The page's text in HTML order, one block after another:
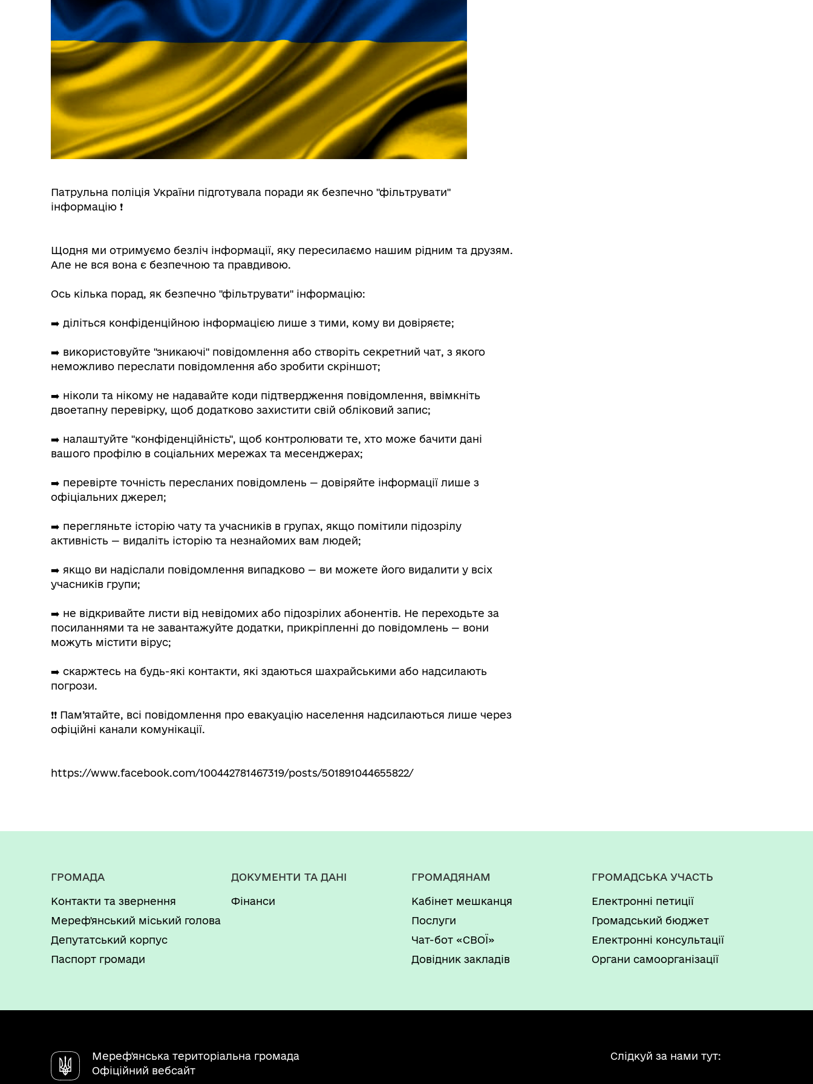
Патрульна поліція України підготувала поради як безпечно "фільтрувати"
інформацію ❗️
Щодня ми отримуємо безліч інформації, яку пересилаємо нашим рідним та друзям.
Але не вся вона є безпечною та правдивою.
Ось кілька порад, як безпечно "фільтрувати" інформацію:
➡️ діліться конфіденційною інформацією лише з тими, кому ви довіряєте;
➡️ використовуйте "зникаючі" повідомлення або створіть секретний чат, з якого
неможливо переслати повідомлення або зробити скріншот;
➡️ ніколи та нікому не надавайте коди підтвердження повідомлення, ввімкніть
двоетапну перевірку, щоб додатково захистити свій обліковий запис;
➡️ налаштуйте "конфіденційність", щоб контролювати те, хто може бачити дані
вашого профілю в соціальних мережах та месенджерах;
➡️ перевірте точність пересланих повідомлень — довіряйте інформації лише з
офіціальних джерел;
➡️ перегляньте історію чату та учасників в групах, якщо помітили підозрілу
активність — видаліть історію та незнайомих вам людей;
➡️ якщо ви надіслали повідомлення випадково — ви можете його видалити у всіх
учасників групи;
➡️ не відкривайте листи від невідомих або підозрілих абонентів. Не переходьте за
посиланнями та не завантажуйте додатки, прикріпленні до повідомлень — вони
можуть містити вірус;
➡️ скаржтесь на будь-які контакти, які здаються шахрайськими або надсилають
погрози.
❗️❗️ Пам’ятайте, всі повідомлення про евакуацію населення надсилаються лише через
офіційні канали комунікації.
https://www.facebook.com/100442781467319/posts/501891044655822/
ГРОМАДА
Контакти та звернення
Мереф'янський міський голова
Депутатський корпус
Паспорт громади
ДОКУМЕНТИ ТА ДАНІ
Фінанси
ГРОМАДЯНАМ
Кабінет мешканця
Послуги
Чат-бот «СВОЇ»
Довідник закладів
ГРОМАДСЬКА УЧАСТЬ
Електронні петиції
Громадський бюджет
Електронні консультації
Органи самоорганізації
Мереф'янська територіальна громада
Офіційний вебсайт
Слідкуй за нами тут: